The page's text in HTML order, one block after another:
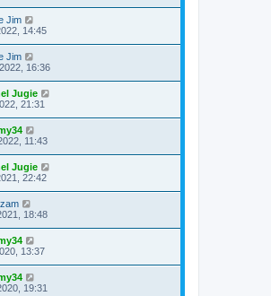
Jim
14:45
Jim
16:36
Jugie
21:31
11:43
Jugie
22:42
18:48
13:37
19:31